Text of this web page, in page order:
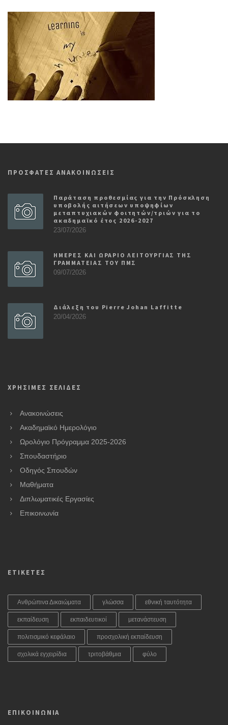
ΠΡΟΣΦΑΤΕΣ ΑΝΑΚΟΙΝΩΣΕΙΣ
Παράταση προθεσμίας για την Πρόσκληση
υποβολής αιτήσεων υποψηφίων
μεταπτυχιακών φοιτητών/τριών για το
ακαδημαϊκό έτος 2026-2027
23/07/2026
ΗΜΕΡΕΣ ΚΑΙ ΩΡΑΡΙΟ ΛΕΙΤΟΥΡΓΙΑΣ ΤΗΣ
ΓΡΑΜΜΑΤΕΙΑΣ ΤΟΥ ΠΜΣ
09/07/2026
Διάλεξη του Pierre Johan Laffitte
20/04/2026
ΧΡΗΣΙΜΕΣ ΣΕΛΙΔΕΣ
Ανακοινώσεις
Ακαδημαϊκό Ημερολόγιο
Ωρολόγιο Πρόγραμμα 2025-2026
Σπουδαστήριο
Οδηγός Σπουδών
Μαθήματα
Διπλωματικές Εργασίες
Επικοινωνία
ΕΤΙΚΕΤΕΣ
Ανθρώπινα Δικαιώματα γλώσσα εθνική ταυτότητα
εκπαίδευση εκπαιδευτικοί μετανάστευση
πολιτισμικό κεφάλαιο προσχολική εκπαίδευση
σχολικά εγχειρίδια τριτοβάθμια φύλο
ΕΠΙΚΟΙΝΩΝΙΑ